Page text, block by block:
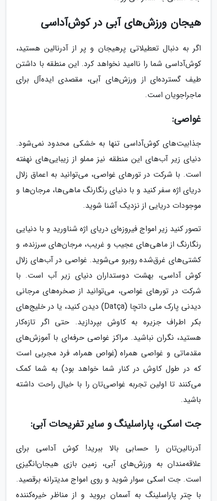
هیجان ورزش‌های آبی در کوش‌آداسی
اگر به دنبال تعطیلاتی پرهیجان و پر از آدرنالین هستید،
کوش‌آداسی شما را ناامید نخواهد کرد. این منطقه با داشتن
طیف گسترده‌ای از ورزش‌های آبی، مقصدی ایده‌آل برای
ماجراجویان است.
غواصی:
جذابیت‌های کوش‌آداسی تنها به خشکی محدود نمی‌شود.
دنیای زیر آب‌های این منطقه نیز مملو از زیبایی‌های نهفته
است. با شرکت در تورهای غواصی، می‌توانید به اعماق زلال
دریای اژه سفر کنید و با دنیای رنگارنگ ماهی‌ها، مرجان‌ها و
موجودات دریایی از نزدیک آشنا شوید.
تصور کنید زیر امواج فیروزه‌ای دریای اژه شناورید و با دنیایی
رنگارنگ از ماهی‌های عجیب و غریب، مرجان‌های سرزنده، و
کشتی‌های غرق‌شده روبرو می‌شوید. غواصی در آب‌های زلال
کوش آداسی، بهشت دوستداران دنیای زیر آب است. با
شرکت در تورهای غواصی، می‌توانید از صخره‌های مرجانی
دیدنی پارک ملی داتچا (Datça) دیدن کنید، یا در خلیج‌های
بکر اطراف جزیره به کاوش بپردازید. حتی اگر تازه‌کار
هستید، نگران نباشید. مراکز غواصی حرفه‌ای با آموزش‌های
مقدماتی و غواصی همراه (غواص همراه، فرد مجربی است
که در طول کاوش در کنار شما خواهد بود) به شما کمک
می‌کنند تا اولین تجربه غواصی‌تان را با خیال راحت داشته
باشید.
جت اسکی، پاراسلینگ و سایر تفریحات آبی:
آدرنالین‌تان را حسابی بالا ببرید! کوش آداسی برای
علاقه‌مندان به ورزش‌های آبی، زمین بازی هیجان‌انگیزی
است. جت اسکی سوار شوید و روی امواج مدیترانه برقصید.
با چتر پاراسلینگ به آسمان بروید و از مناظر خیره‌کننده